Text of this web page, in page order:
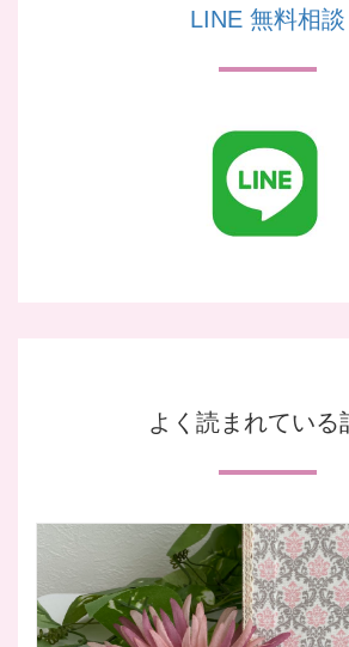
LINE 無料相談
よく読まれている